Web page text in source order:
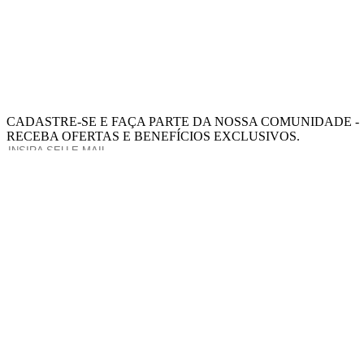
CADASTRE-SE E FAÇA PARTE DA NOSSA COMUNIDADE -
RECEBA OFERTAS E BENEFÍCIOS EXCLUSIVOS.